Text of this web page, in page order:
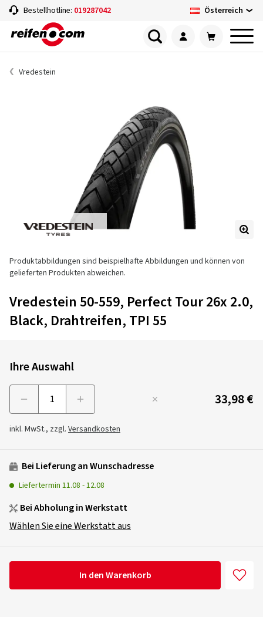
Bestellhotline: 019287042 Österreich
Vredestein
Produktabbildungen sind beispielhafte Abbildungen und können von
gelieferten Produkten abweichen.
Vredestein 50-559, Perfect Tour 26x 2.0,
Black, Drahtreifen, TPI 55
Ihre Auswahl
33,98 €
inkl. MwSt., zzgl. Versandkosten
Bei Lieferung an Wunschadresse
Liefertermin 11.08 -12.08
Bei Abholung in Werkstatt
Wählen Sie eine Werkstatt aus
In den Warenkorb